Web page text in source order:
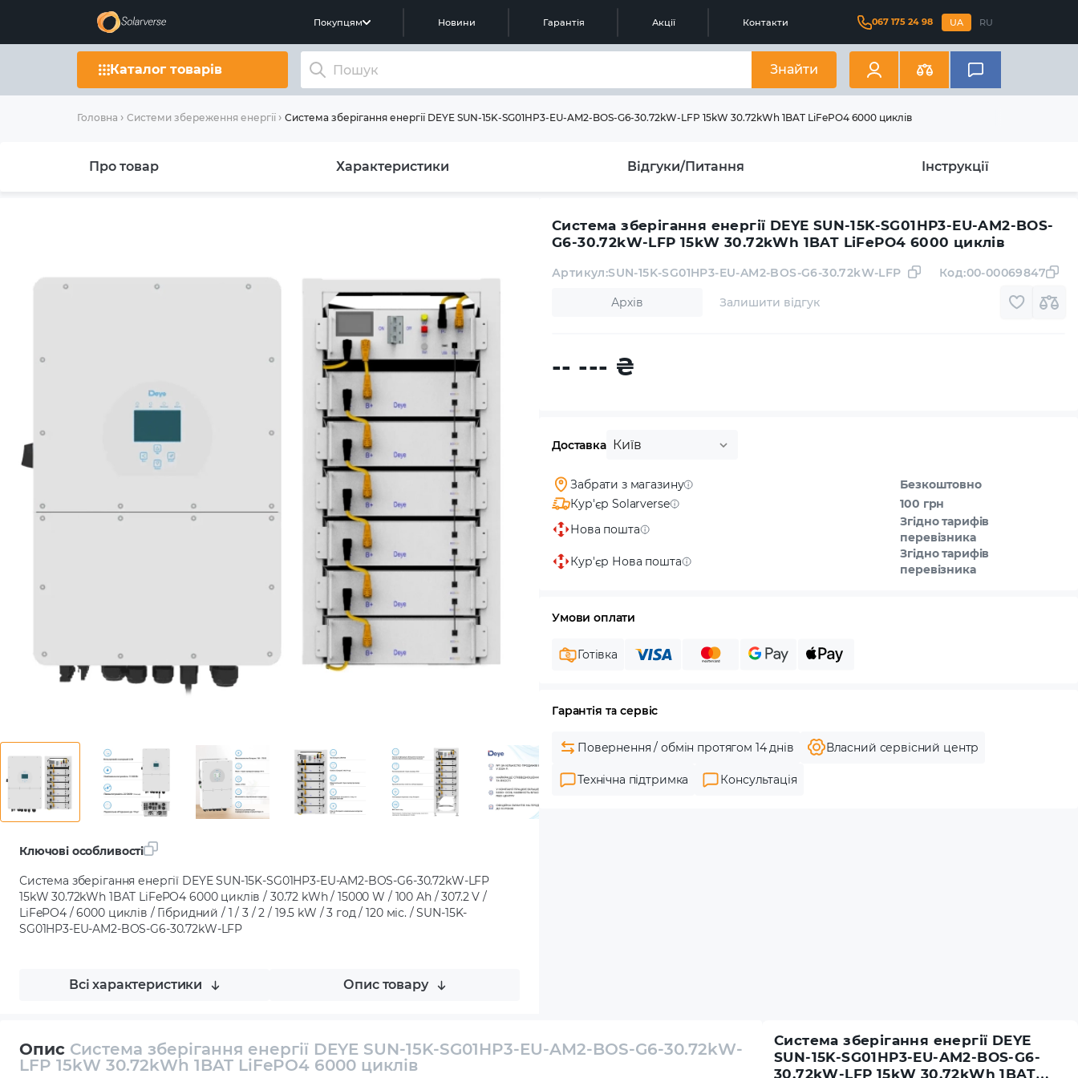
Покупцям Новини Гарантія Акції Контакти 067 175 24 98 UA RU
Каталог товарів Знайти
Головна Системи збереження енергії Система зберігання енергії DEYE SUN-15K-SG01HP3-EU-AM2-BOS-G6-30.72kW-LFP 15kW 30.72kWh 1BAT LiFePO4 6000 циклів
Про товар Характеристики Відгуки/Питання Інструкції
Ключові особливості
Система зберігання енергії DEYE SUN-15K-SG01HP3-EU-AM2-BOS-G6-30.72kW-LFP
15kW 30.72kWh 1BAT LiFePO4 6000 циклів / 30.72 kWh / 15000 W / 100 Ah / 307.2 V /
LiFePO4 / 6000 циклів / Гібридний / 1 / 3 / 2 / 19.5 kW / 3 год / 120 міс. / SUN-15K-
SG01HP3-EU-AM2-BOS-G6-30.72kW-LFP
Всі характеристики Опис товару
Система зберігання енергії DEYE SUN-15K-SG01HP3-EU-AM2-BOS-
G6-30.72kW-LFP 15kW 30.72kWh 1BAT LiFePO4 6000 циклів
Архів
Артикул:SUN-15K-SG01HP3-EU-AM2-BOS-G6-30.72kW-LFP
Залишити відгук
Код:00-00069847
-- --- ₴
Доставка Київ
Забрати з магазину
Безкоштовно
Кур'єр Solarverse
100 грн
Нова пошта
Згідно тарифів
перевізника
Кур'єр Нова пошта
Згідно тарифів
перевізника
Умови оплати
Готівка
Гарантія та сервіс
Повернення / обмін протягом 14 днів Власний сервісний центр
Технічна підтримка Консультація
Опис Система зберігання енергії DEYE SUN-15K-SG01HP3-EU-AM2-BOS-G6-30.72kW-
LFP 15kW 30.72kWh 1BAT LiFePO4 6000 циклів
Система зберігання енергії DEYE
SUN-15K-SG01HP3-EU-AM2-BOS-G6-
30.72kW-LFP 15kW 30.72kWh 1BAT